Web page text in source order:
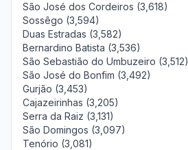
São José dos Cordeiros (3,618)
Sossêgo (3,594)
Duas Estradas (3,582)
Bernardino Batista (3,536)
São Sebastião do Umbuzeiro (3,512)
São José do Bonfim (3,492)
Gurjão (3,453)
Cajazeirinhas (3,205)
Serra da Raiz (3,131)
São Domingos (3,097)
Tenório (3,081)